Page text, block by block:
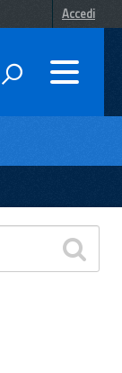
Accedi